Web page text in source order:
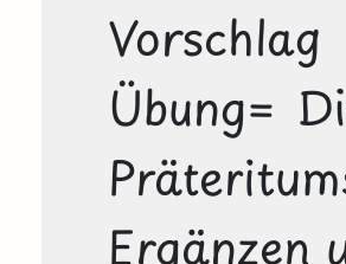
Übung=
Ergänzen